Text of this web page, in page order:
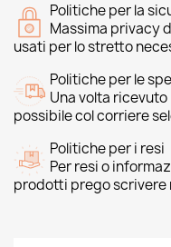
Politiche per la
Massima privacy
usati per lo stretto
Politiche per le
Una volta
possibile col corriere
Politiche per i resi
Per resi o
prodotti prego scrivere